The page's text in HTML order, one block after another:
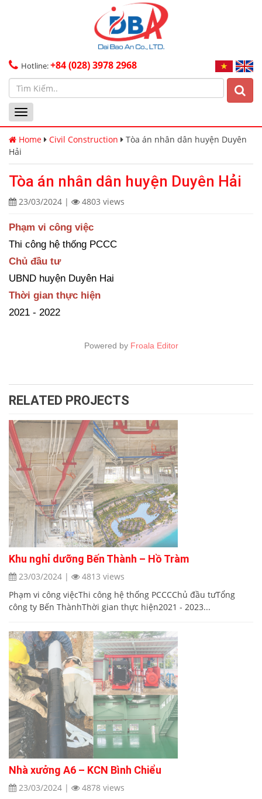
Hotline:+84 (028) 3978 2968
Toggle
navigation
Home
Civil Construction
Tòa án nhân dân huyện Duyên
Hải
Tòa án nhân dân huyện Duyên Hải
23/03/2024 | 4803 views
Phạm vi công việc
Thi công hệ thống PCCC
Chủ đầu tư
UBND huyện Duyên Hai
Thời gian thực hiện
2021 - 2022
Powered by Froala Editor
RELATED PROJECTS
Khu nghỉ dưỡng Bến Thành – Hồ Tràm
23/03/2024 |
4813 views
Phạm vi công việcThi công hệ thống PCCCChủ đầu tưTổng
công ty Bến ThànhThời gian thực hiện2021 - 2023...
Nhà xưởng A6 – KCN Bình Chiểu
23/03/2024 |
4878 views